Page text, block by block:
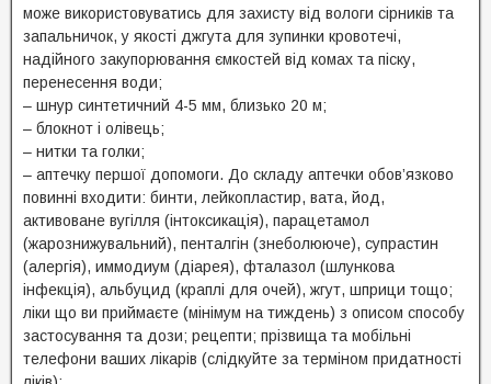
може використовуватись для захисту від вологи сірників та
запальничок, у якості джгута для зупинки кровотечі,
надійного закупорювання ємкостей від комах та піску,
перенесення води;
– шнур синтетичний 4-5 мм, близько 20 м;
– блокнот і олівець;
– нитки та голки;
– аптечку першої допомоги. До складу аптечки обов’язково
повинні входити: бинти, лейкопластир, вата, йод,
активоване вугілля (інтоксикація), парацетамол
(жарознижувальний), пенталгін (знеболююче), супрастин
(алергія), иммодиум (діарея), фталазол (шлункова
інфекція), альбуцид (краплі для очей), жгут, шприци тощо;
ліки що ви приймаєте (мінімум на тиждень) з описом способу
застосування та дози; рецепти; прізвища та мобільні
телефони ваших лікарів (слідкуйте за терміном придатності